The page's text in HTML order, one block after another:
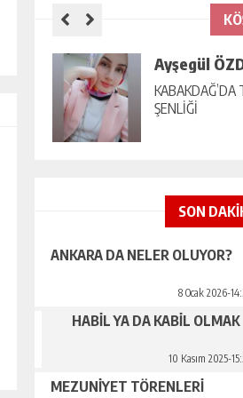
Ayşegül
KABAKDAĞ’DA
ŞENLİĞİ
SON
ANKARA DA NELER OLUYOR?
8 Ocak 2026-
HABİL YA DA KABİL OLMAK
10 Kasım 2025-
MEZUNİYET TÖRENLERİ